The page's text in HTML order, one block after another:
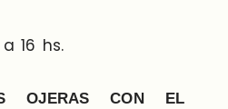
16 hs.
OJERAS CON EL